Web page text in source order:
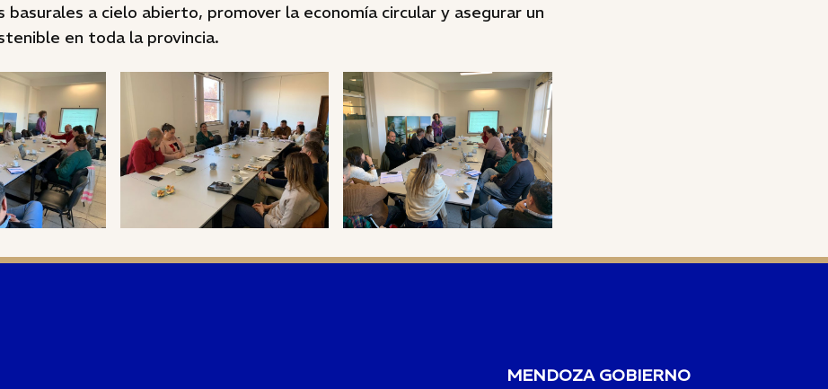
basurales a cielo abierto, promover la economía circular y asegurar un
en toda la provincia.
MENDOZA GOBIERNO